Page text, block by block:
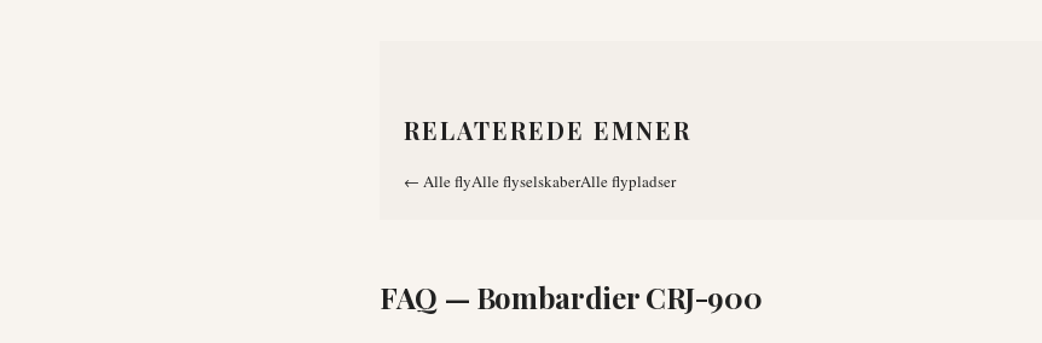
RELATEREDE EMNER
← Alle flyAlle flyselskaberAlle flypladser
FAQ — Bombardier CRJ-900